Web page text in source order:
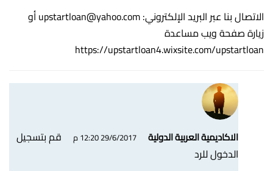
الاتصال بنا عبر البريد الإلكتروني:upstartloan@yahoo.comأو
زيارة صفحة ويب مساعدة
https://upstartloan4.wixsite.com/upstartloan
الاكاديمية العربية الدولية 29/6/2017 12:20 م
قم بتسجيل
الدخول للرد